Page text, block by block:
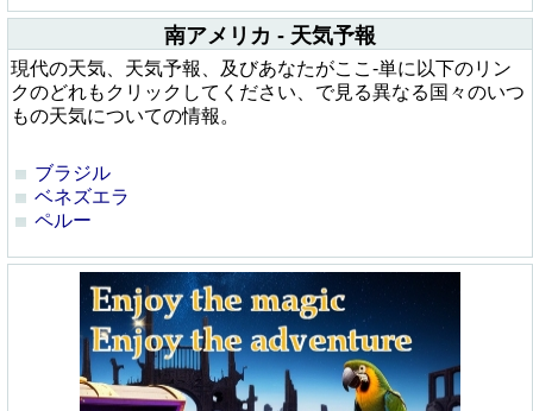
南アメリカ - 天気予報
現代の天気、天気予報、及びあなたがここ-単に以下のリン
クのどれもクリックしてください、で見る異なる国々のいつ
もの天気についての情報。
ブラジル
ベネズエラ
ペルー